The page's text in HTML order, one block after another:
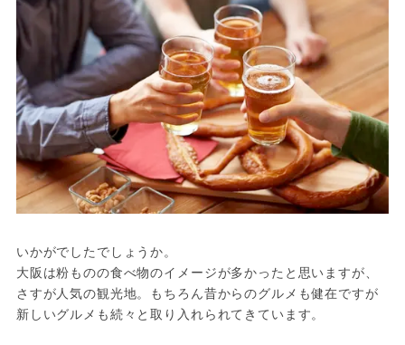
いかがでしたでしょうか。
大阪は粉ものの食べ物のイメージが多かったと思いますが、
さすが人気の観光地。もちろん昔からのグルメも健在ですが
新しいグルメも続々と取り入れられてきています。